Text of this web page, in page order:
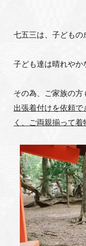
七五三は、子どもの
子ども達は晴れやか
その為、ご家族の方
出張着付けを依頼
く、ご両親揃って着